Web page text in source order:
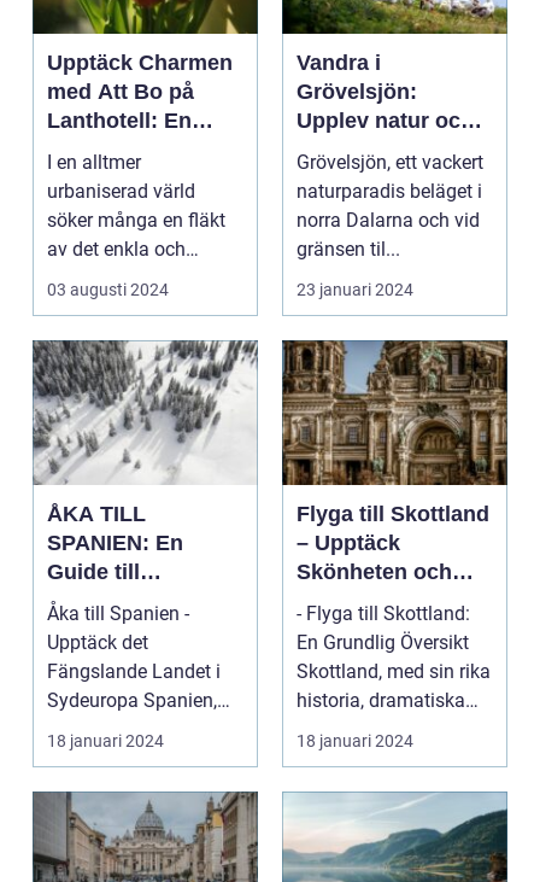
Upptäck Charmen
med Att Bo på
Lanthotell: En
Unik Upplevelse
på Smålandstorpet
I en alltmer
urbaniserad värld
söker många en fläkt
av det enkla och
naturn&aum...
03 augusti 2024
Vandra i
Grövelsjön:
Upplev natur och
fjällvandring på
toppnivå
Grövelsjön, ett vackert
naturparadis beläget i
norra Dalarna och vid
gränsen til...
23 januari 2024
ÅKA TILL
SPANIEN: En
Guide till
Spännande
Resmål och
Resetyper
Åka till Spanien -
Upptäck det
Fängslande Landet i
Sydeuropa Spanien,
beläget i sydvästra
Europa på...
18 januari 2024
Flyga till Skottland
– Upptäck
Skönheten och
Charmen i Detta
Fascinerande
Land
- Flyga till Skottland:
En Grundlig Översikt
Skottland, med sin rika
historia, dramatiska
landskap ...
18 januari 2024